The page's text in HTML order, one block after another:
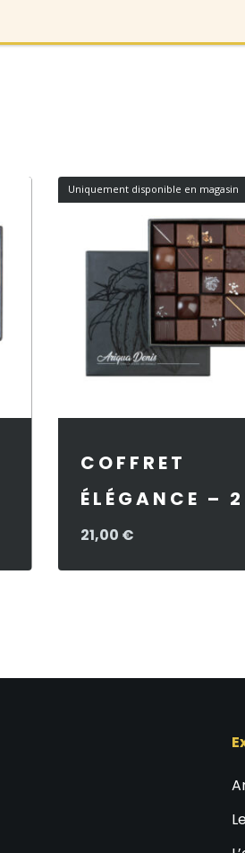
Uniquement disponible en magasin
COFFRET
ÉLÉGANCE –
21,00 €